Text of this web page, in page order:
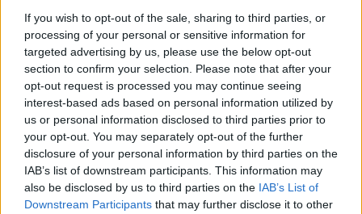
If you wish to opt-out of the sale, sharing to third parties, or
processing of your personal or sensitive information for
targeted advertising by us, please use the below opt-out
section to confirm your selection. Please note that after your
opt-out request is processed you may continue seeing
interest-based ads based on personal information utilized by
us or personal information disclosed to third parties prior to
your opt-out. You may separately opt-out of the further
disclosure of your personal information by third parties on the
IAB’s list of downstream participants. This information may
also be disclosed by us to third parties on the IAB’s List of
Downstream Participants that may further disclose it to other
Szólj hozzá!
A hozzászóláshoz be kell lépned!